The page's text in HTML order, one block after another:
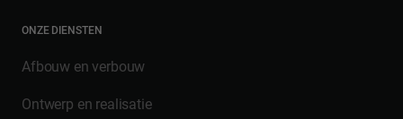
ONZE DIENSTEN
Afbouw en verbouw
Ontwerp en realisatie